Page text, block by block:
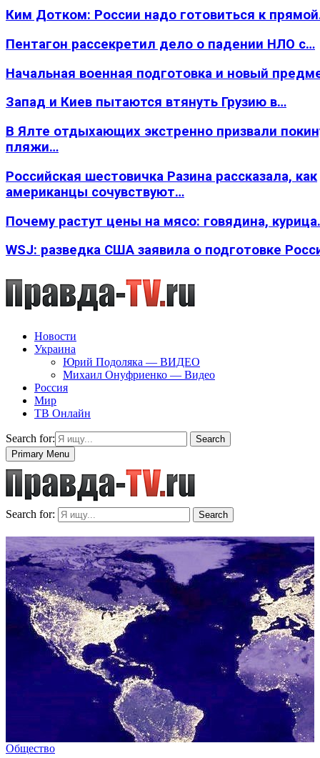
Ким Дотком: России надо готовиться к
Пентагон рассекретил дело о падении НЛО с…
Начальная военная подготовка и новый
Запад и Киев пытаются втянуть Грузию в…
В Ялте отдыхающих экстренно призвали
пляжи…
Российская шестовичка Разина рассказала, как
американцы сочувствуют…
Почему растут цены на мясо: говядина,
WSJ: разведка США заявила о подготовке
Новости
Украина
Юрий Подоляка — ВИДЕО
Михаил Онуфриенко — Видео
Россия
Мир
ТВ Онлайн
Search for:
Search
Primary Menu
Search for: Search
Общество